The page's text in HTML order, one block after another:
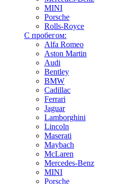
MINI
Porsche
Rolls-Royce
С пробегом:
Alfa Romeo
Aston Martin
Audi
Bentley
BMW
Cadillac
Ferrari
Jaguar
Lamborghini
Lincoln
Maserati
Maybach
McLaren
Mercedes-Benz
MINI
Porsche